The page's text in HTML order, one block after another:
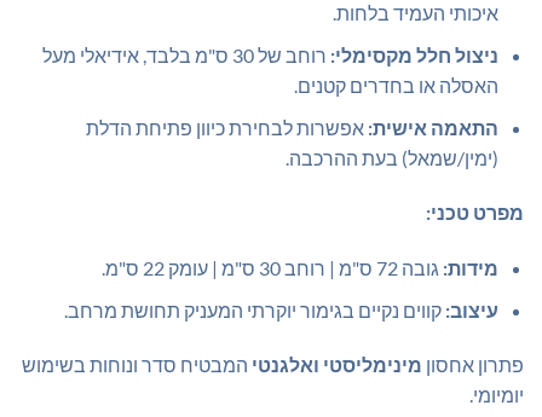
איכותי העמיד בלחות.
ניצול חלל מקסימלי:
רוחב של 30 ס"מ בלבד, אידיאלי מעל
האסלה או בחדרים קטנים.
התאמה אישית: אפשרות לבחירת כיוון פתיחת הדלת
(ימין/שמאל) בעת ההרכבה.
מפרט טכני:
מידות: גובה 72 ס"מ | רוחב 30 ס"מ | עומק 22 ס"מ.
עיצוב: קווים נקיים בגימור יוקרתי המעניק תחושת מרחב.
פתרון אחסון מינימליסטי ואלגנטי המבטיח סדר ונוחות בשימוש
יומיומי.